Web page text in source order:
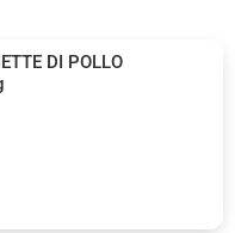
DI POLLO